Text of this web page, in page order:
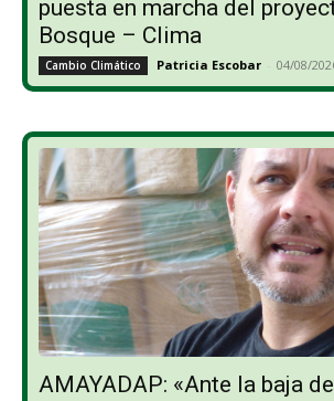
puesta en marcha del
Bosque – Clima
Cambio Climático Patricia Escobar - 04/08/
AMAYADAP: «Ante la baja